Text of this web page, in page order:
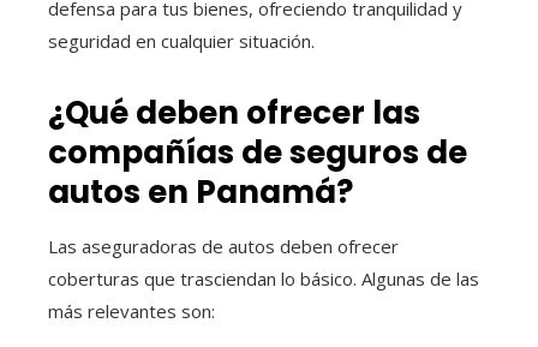
defensa para tus bienes, ofreciendo tranquilidad y
seguridad en cualquier situación.
¿Qué deben ofrecer las
compañías de seguros de
autos en Panamá?
Las aseguradoras de autos deben ofrecer
coberturas que trasciendan lo básico. Algunas de las
más relevantes son: